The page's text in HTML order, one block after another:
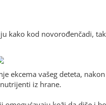
kako kod novorođenčadi,
ekcema vašeg deteta,
iz hrane.